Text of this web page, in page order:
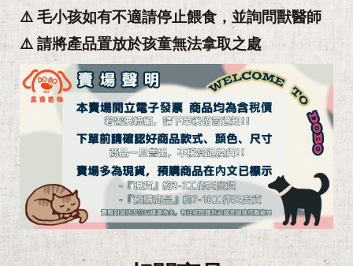
⚠️ 毛小孩如有不適請停止餵食，並詢問獸醫師
⚠️ 請將產品置放於孩童無法拿取之處